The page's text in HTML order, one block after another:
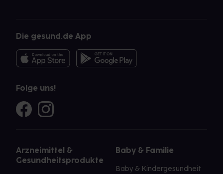
Die gesund.de App
Folge uns!
Arzneimittel &
Gesundheitsprodukte
Baby & Familie
Baby & Kindergesundheit